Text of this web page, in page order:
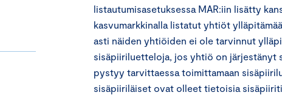
listautumisasetuksessa MAR:iin lisätty
kasvumarkkinalla listatut yhtiöt
asti näiden yhtiöiden ei ole tarvinnut
sisäpiiriluetteloja, jos yhtiö on järjestänyt
pystyy tarvittaessa toimittamaan
sisäpiiriläiset ovat olleet tietoisia